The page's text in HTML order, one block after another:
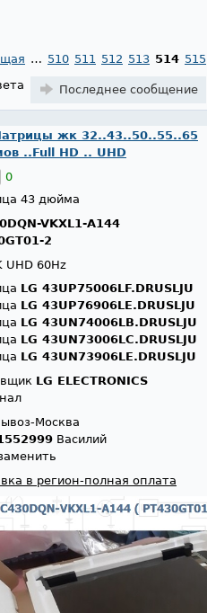
… 510 511 512 513 514 515
Последнее сообщение
жк 32..43..50..55..65
..Full HD .. UHD
0
43 дюйма
VKXL1-A144
2
UHD 60Hz
LG 43UP75006LF.DRUSLJU
LG 43UP76906LE.DRUSLJU
LG 43UN74006LB.DRUSLJU
LG 43UN73006LC.DRUSLJU
LG 43UN73906LE.DRUSLJU
LG ELECTRONICS
Москва
Василий
в регион-полная оплата